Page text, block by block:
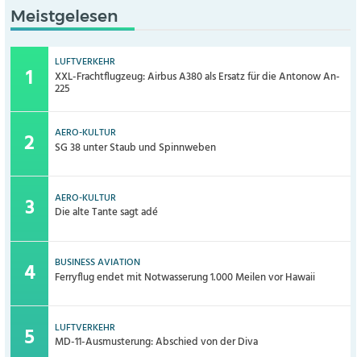
Meistgelesen
LUFTVERKEHR
XXL-Frachtflugzeug: Airbus A380 als Ersatz für die Antonow An-
225
AERO-KULTUR
SG 38 unter Staub und Spinnweben
AERO-KULTUR
Die alte Tante sagt adé
BUSINESS AVIATION
Ferryflug endet mit Notwasserung 1.000 Meilen vor Hawaii
LUFTVERKEHR
MD-11-Ausmusterung: Abschied von der Diva